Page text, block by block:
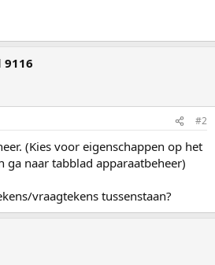
#2
(Kies voor eigenschappen op het
ga naar tabblad apparaatbeheer)
vraagtekens tussenstaan?